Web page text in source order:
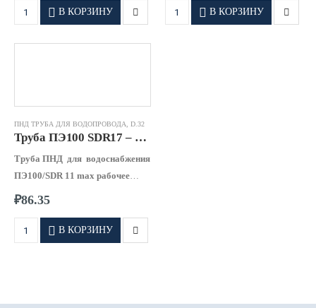
В КОРЗИНУ В КОРЗИНУ
ПНД ТРУБА ДЛЯ ВОДОПРОВОДА D.32
Труба ПЭ100 SDR17 – 0032 х 2,0
Труба ПНД для водоснабжения
ПЭ100/SDR 11 max рабочее
давление 1,0 МПа
₽86.35
В КОРЗИНУ